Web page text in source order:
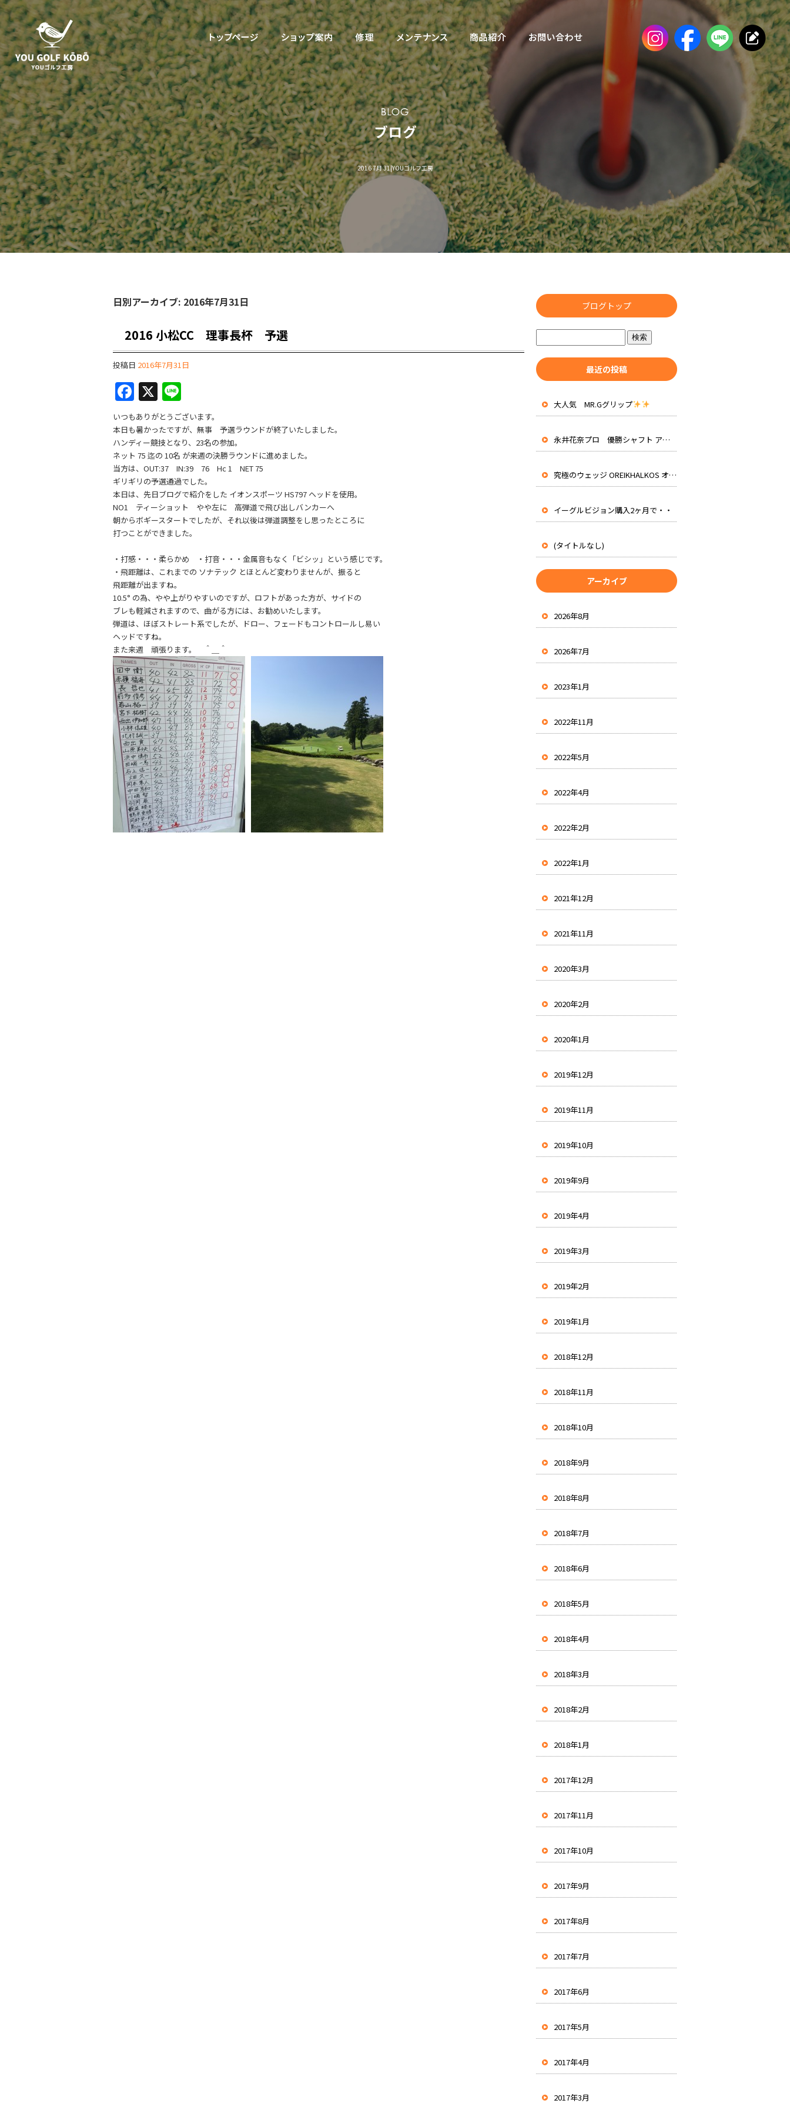
2016 7月 31|YOUゴルフ工房
日別アーカイブ: 2016年7月31日
2016 小松CC 理事長杯 予選
投稿日 2016年7月31日
F
a
c
e
b
o
o
k
X
n
e
いつもありがとうございます。
本日も暑かったですが、無事 予選ラウンドが終了いたしました。
ハンディー競技となり、23名の参加。
ネット 75 迄の 10名 が来週の決勝ラウンドに進めました。
当方は、OUT:37 IN:39 76 Hc 1 NET 75
ギリギリの予選通過でした。
本日は、先日ブログで紹介をした イオンスポーツ HS797 ヘッドを使用。
NO1 ティーショット やや左に 高弾道で飛び出しバンカーへ
朝からボギースタートでしたが、それ以後は弾道調整をし思ったところに
打つことができました。
・打感・・・柔らかめ ・打音・・・金属音もなく「ビシッ」という感じです。
・飛距離は、これまでの ソナテック とほとんど変わりませんが、振ると
飛距離が出ますね。
10.5° の為、やや上がりやすいのですが、ロフトがあった方が、サイドの
ブレも軽減されますので、曲がる方には、お勧めいたします。
弾道は、ほぼストレート系でしたが、ドロー、フェードもコントロールし易い
ヘッドですね。
また来週 頑張ります。 ＾＿＾
ブログトップ
最近の投稿
大人気 MR.Gグリップ
永井花奈プロ 優勝シャフト アッタスRXピュアブルー 先行入荷
究極のウェッジ OREIKHALKOS オレイカルコス
イーグルビジョン購入2ヶ月で・・
(タイトルなし)
アーカイブ
2026年8月
2026年7月
2023年1月
2022年11月
2022年5月
2022年4月
2022年2月
2022年1月
2021年12月
2021年11月
2020年3月
2020年2月
2020年1月
2019年12月
2019年11月
2019年10月
2019年9月
2019年4月
2019年3月
2019年2月
2019年1月
2018年12月
2018年11月
2018年10月
2018年9月
2018年8月
2018年7月
2018年6月
2018年5月
2018年4月
2018年3月
2018年2月
2018年1月
2017年12月
2017年11月
2017年10月
2017年9月
2017年8月
2017年7月
2017年6月
2017年5月
2017年4月
2017年3月